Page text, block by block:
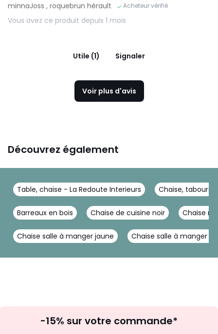
minnaJoss , roquebrun hérault Acheteur vérifié
Vous avez ce produit depuis 1 mois
Utile (1) Signaler
Voir plus d'avis
Découvrez également
Table, chaise - La Redoute Interieurs Chaise, tabouret
Barreaux en bois Chaise de cuisine noir Chaise
Chaise salle à manger jaune Chaise salle à manger
à
-15% sur votre commande*